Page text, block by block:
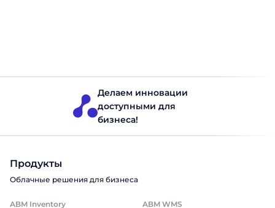
Проблемы ручного планирования и человеческий
фактор Планирование […]
Делаем инновации
доступными для
бизнеса!
Продукты
Облачные решения для бизнеса
ABM Inventory
ABM WMS